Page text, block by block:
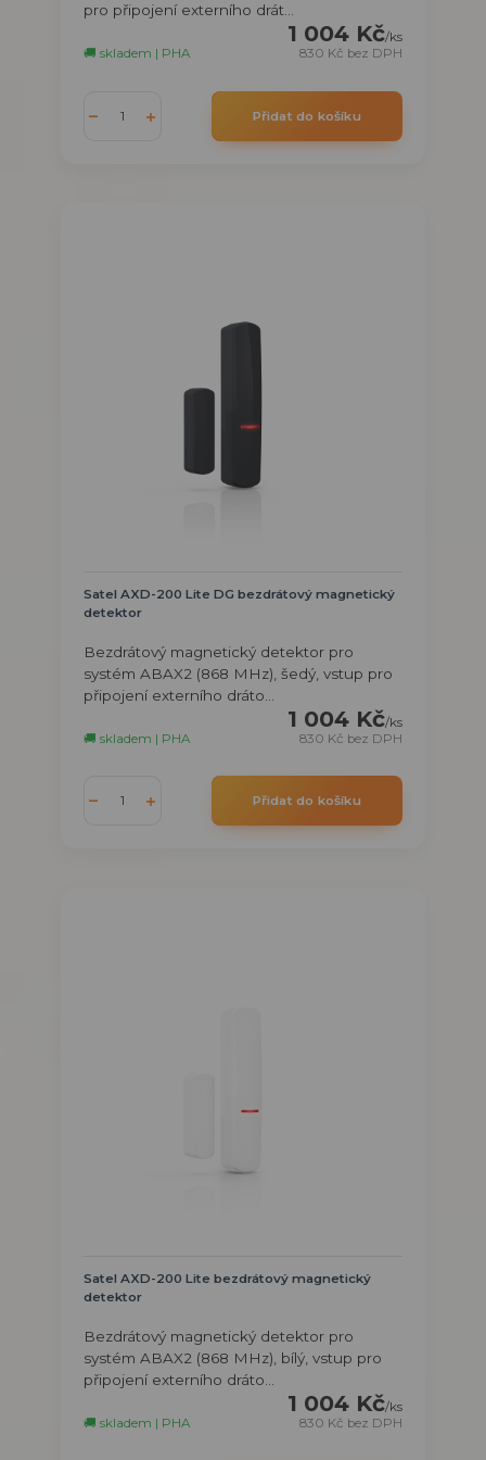
pro připojení externího drát...
1 004 Kč/ks
830 Kč bez DPH
🚚 skladem | PHA
Přidat do košíku
Satel AXD-200 Lite DG bezdrátový magnetický
detektor
Bezdrátový magnetický detektor pro
systém ABAX2 (868 MHz), šedý, vstup pro
připojení externího dráto...
1 004 Kč/ks
830 Kč bez DPH
🚚 skladem | PHA
Přidat do košíku
Satel AXD-200 Lite bezdrátový magnetický
detektor
Bezdrátový magnetický detektor pro
systém ABAX2 (868 MHz), bílý, vstup pro
připojení externího dráto...
1 004 Kč/ks
830 Kč bez DPH
🚚 skladem | PHA